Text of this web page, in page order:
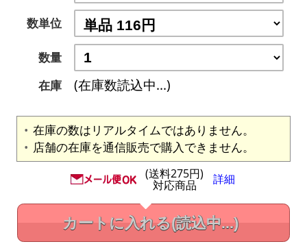
数単位
数量
在庫
(在庫数読込中...)
在庫の数はリアルタイムではありません。
店舗の在庫を通信販売で購入できません。
(送料275円)
対応商品 詳細
カートに入れる(読込中...)